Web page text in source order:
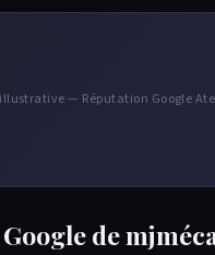
— Réputation Google
de